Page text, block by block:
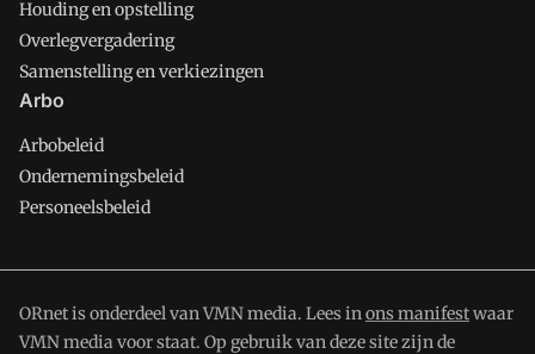
Houding en opstelling
Overlegvergadering
Samenstelling en verkiezingen
Arbo
Arbobeleid
Ondernemingsbeleid
Personeelsbeleid
ORnet is onderdeel van VMN media. Lees inons manifestwaar
VMN media voor staat. Op gebruik van deze site zijn de